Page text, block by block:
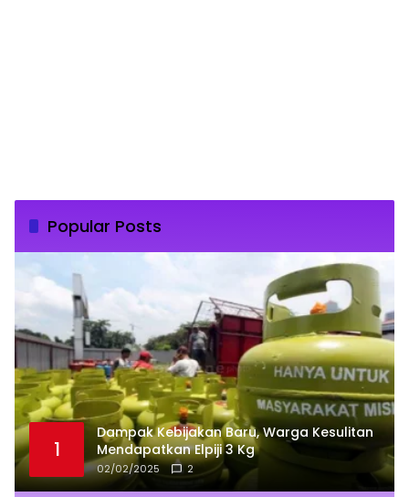
Popular Posts
1
Dampak Kebijakan Baru, Warga Kesulitan
Mendapatkan Elpiji 3 Kg
02/02/2025 2